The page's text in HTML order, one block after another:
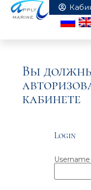
Вы
кабинете
Login
Username